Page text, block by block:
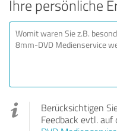
Ihre persönliche
Berücksichtigen
Feedback evtl.